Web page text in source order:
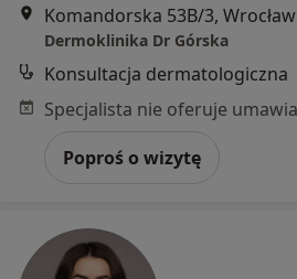
Komandorska 53B/3, Wrocław
Dermoklinika Dr Górska
Konsultacja dermatologiczna
Poproś o wizytę